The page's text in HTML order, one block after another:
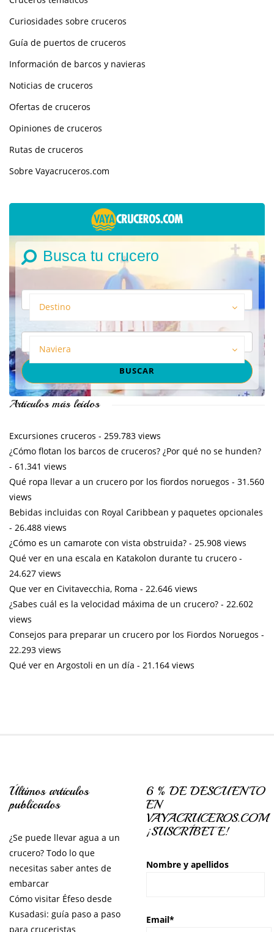
Curiosidades sobre cruceros
Guía de puertos de cruceros
Información de barcos y navieras
Noticias de cruceros
Ofertas de cruceros
Opiniones de cruceros
Rutas de cruceros
Sobre Vayacruceros.com
Busca tu crucero
Destino
Naviera
Artículos más leídos
Excursiones cruceros - 259.783 views
¿Cómo flotan los barcos de cruceros? ¿Por qué no se hunden?
- 61.341 views
Qué ropa llevar a un crucero por los fiordos noruegos - 31.560
views
Bebidas incluidas con Royal Caribbean y paquetes opcionales
- 26.488 views
¿Cómo es un camarote con vista obstruida? - 25.908 views
Qué ver en una escala en Katakolon durante tu crucero -
24.627 views
Que ver en Civitavecchia, Roma - 22.646 views
¿Sabes cuál es la velocidad máxima de un crucero? - 22.602
views
Consejos para preparar un crucero por los Fiordos Noruegos -
22.293 views
Qué ver en Argostoli en un día - 21.164 views
Últimos artículos
publicados
¿Se puede llevar agua a un
crucero? Todo lo que
necesitas saber antes de
embarcar
Cómo visitar Éfeso desde
Kusadasi: guía paso a paso
para cruceristas
6 % DE DESCUENTO
EN
VAYACRUCEROS.COM
¡SUSCRÍBETE!
Nombre y apellidos
Email*